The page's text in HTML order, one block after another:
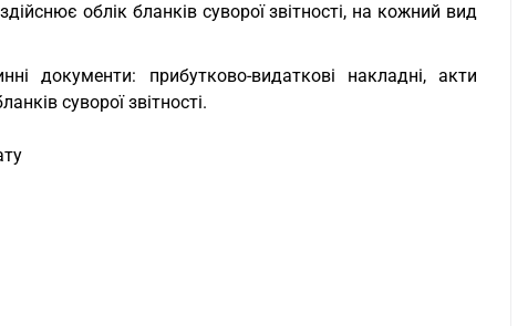
облік бланків суворої звітності, на кожний вид
документи: прибутково-видаткові накладні, акти
суворої звітності.